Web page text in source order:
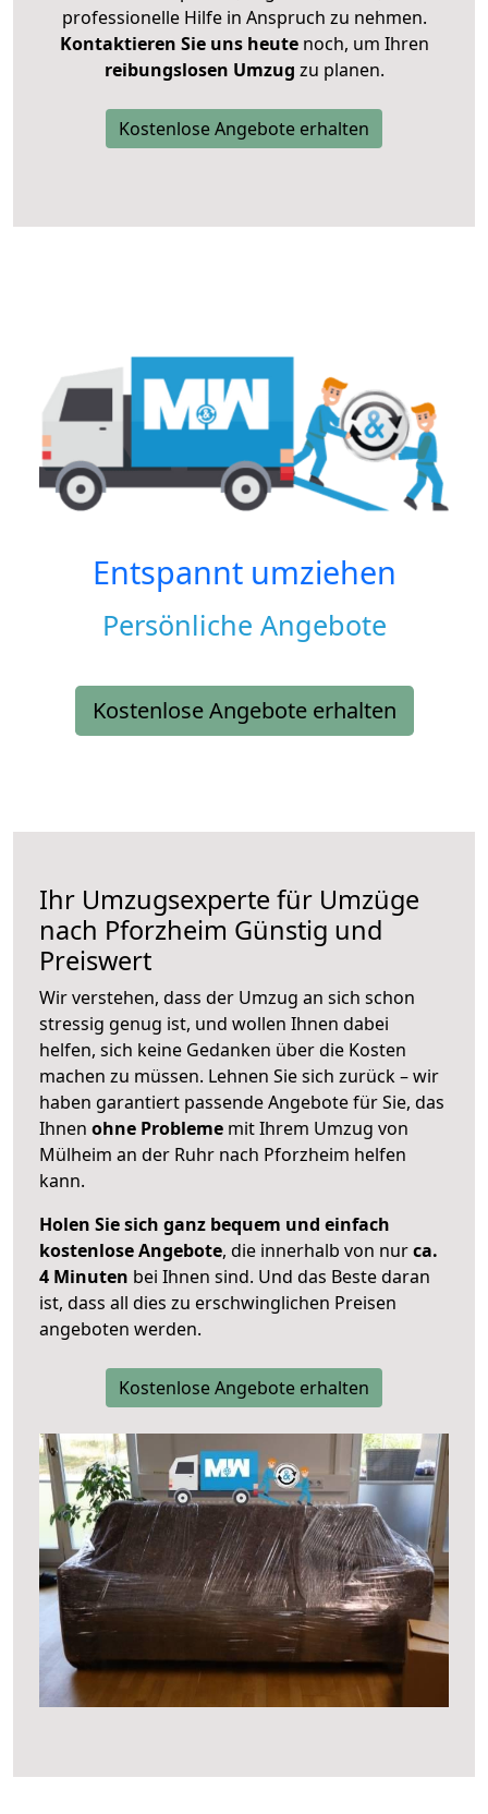
professionelle Hilfe in Anspruch zu nehmen.
Kontaktieren Sie uns heutenoch, um Ihren
reibungslosen Umzug zu planen.
Kostenlose Angebote erhalten
Entspannt umziehen
Persönliche Angebote
Kostenlose Angebote erhalten
Ihr Umzugsexperte für Umzüge
nach Pforzheim Günstig und
Preiswert
Wir verstehen, dass der Umzug an sich schon
stressig genug ist, und wollen Ihnen dabei
helfen, sich keine Gedanken über die Kosten
machen zu müssen. Lehnen Sie sich zurück – wir
haben garantiert passende Angebote für Sie, das
Ihnen ohne Probleme mit Ihrem Umzug von
Mülheim an der Ruhr nach Pforzheim helfen
kann.
Holen Sie sich ganz bequem und einfach
kostenlose Angebote, die innerhalb von nurca.
4 Minuten bei Ihnen sind. Und das Beste daran
ist, dass all dies zu erschwinglichen Preisen
angeboten werden.
Kostenlose Angebote erhalten